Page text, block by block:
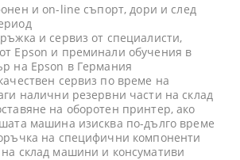
и on-line съпорт, дори и след
и сервиз от специалисти,
Epson и преминали обучения в
на Epson в Германия
сервиз по време на
налични резервни части на склад
на оборотен принтер, ако
машина изисква по-дълго време
на специфични компоненти
склад машини и консумативи